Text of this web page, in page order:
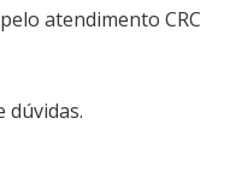
atendimento CRC
dúvidas.